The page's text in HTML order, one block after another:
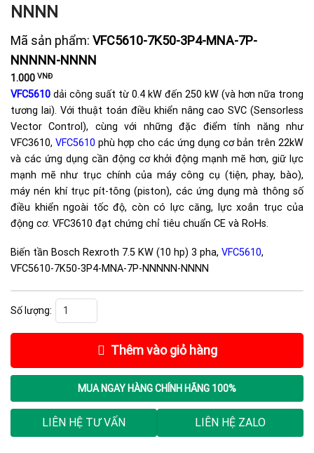
NNNN
Mã sản phẩm: VFC5610-7K50-3P4-MNA-7P-
NNNNN-NNNN
1.000 VNĐ
VFC5610 dải công suất từ 0.4 kW đến 250 kW (và hơn nữa trong
tương lai). Với thuật toán điều khiển nâng cao SVC (Sensorless
Vector Control), cùng với những đặc điểm tính năng như
VFC3610, VFC5610 phù hợp cho các ứng dụng cơ bản trên 22kW
và các ứng dụng cần động cơ khởi động mạnh mẽ hơn, giữ lực
mạnh mẽ như trục chính của máy công cụ (tiện, phay, bào),
máy nén khí trục pít-tông (piston), các ứng dụng mà thông số
điều khiển ngoài tốc độ, còn có lực căng, lực xoắn trục của
động cơ. VFC3610 đạt chứng chỉ tiêu chuẩn CE và RoHs.
Biến tần Bosch Rexroth 7.5 KW (10 hp) 3 pha, VFC5610,
VFC5610-7K50-3P4-MNA-7P-NNNNN-NNNN
Biến tần Bosch Rexroth 7.5 KW (10 hp) 3 pha, VFC5610, R912005104,
Thêm vào giỏ hàng
MUA NGAY HÀNG CHÍNH HÃNG 100%
LIÊN HỆ TƯ VẤN LIÊN HỆ ZALO